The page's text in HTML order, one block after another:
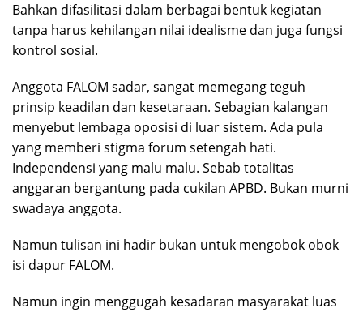
Bahkan difasilitasi dalam berbagai bentuk kegiatan
tanpa harus kehilangan nilai idealisme dan juga fungsi
kontrol sosial.
Anggota FALOM sadar, sangat memegang teguh
prinsip keadilan dan kesetaraan. Sebagian kalangan
menyebut lembaga oposisi di luar sistem. Ada pula
yang memberi stigma forum setengah hati.
Independensi yang malu malu. Sebab totalitas
anggaran bergantung pada cukilan APBD. Bukan murni
swadaya anggota.
Namun tulisan ini hadir bukan untuk mengobok obok
isi dapur FALOM.
Namun ingin menggugah kesadaran masyarakat luas